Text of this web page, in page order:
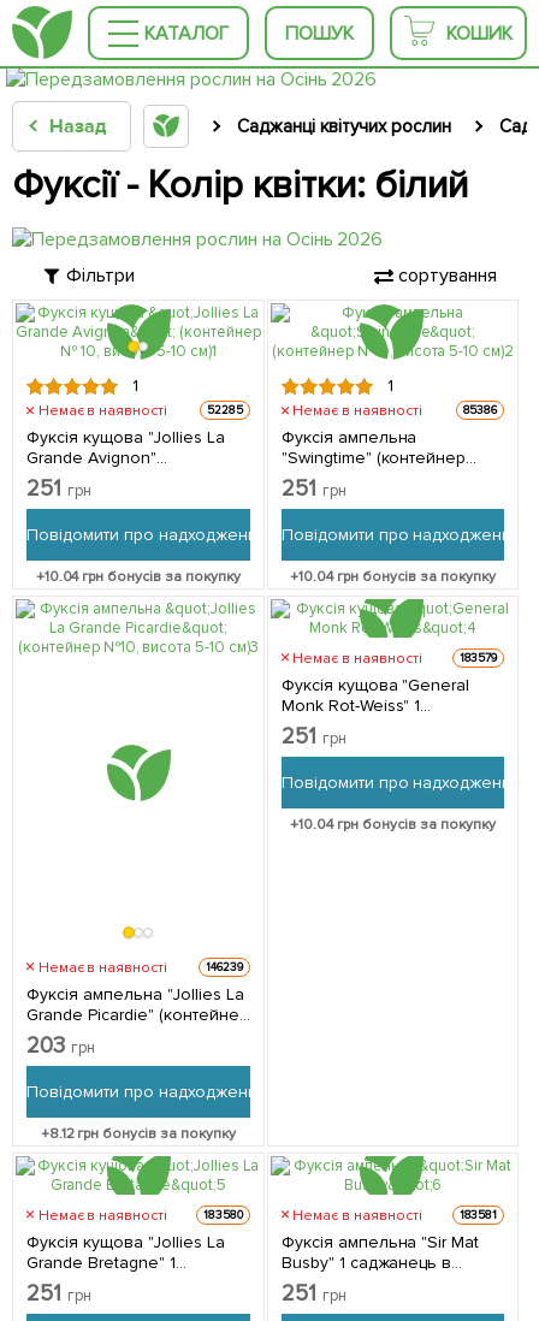
КАТАЛОГ ПОШУК КОШИК
Назад Саджанці квітучих рослин
Фуксії - Колір квітки: білий
Фільтри сортування
1
Немає в наявності 52285
Фуксія кущова "Jollies La
Grande Avignon"
(контейнер № 10, висота 5-
10 см) 1 саджанець в
251 грн
Повідомити про надходження
+10.04грн бонусів за покупку
1
Немає в наявності 85386
Фуксія ампельна
"Swingtime" (контейнер
№10, висота 5-10 см) 1
саджанець в упаковці
251 грн
Повідомити про надходження
+10.04грн бонусів за покупку
Немає в наявності 146239
Фуксія ампельна "Jollies La
Grande Picardie" (контейнер
№10, висота 5-10 см) 1
саджанець в упаковці
203 грн
Повідомити про надходження
+8.12грн бонусів за покупку
Немає в наявності 183579
Фуксія кущова "General
Monk Rot-Weiss" 1
саджанець в упаковці
251 грн
Повідомити про надходження
+10.04грн бонусів за покупку
Немає в наявності 183580
Фуксія кущова "Jollies La
Grande Bretagne" 1
саджанець в упаковці
251 грн
Немає в наявності 183581
Фуксія ампельна "Sir Mat
Busby" 1 саджанець в
упаковці
251 грн